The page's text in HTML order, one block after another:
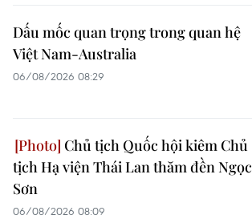
Dấu mốc quan trọng trong quan hệ
Việt Nam-Australia
06/08/2026 08:29
Chủ tịch Quốc hội kiêm Chủ
tịch Hạ viện Thái Lan thăm đền Ngọc
Sơn
06/08/2026 08:09